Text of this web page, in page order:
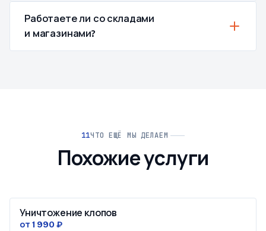
Работаете ли со складами
и магазинами?
ЧТО ЕЩЁ МЫ ДЕЛАЕМ
Похожие услуги
Уничтожение клопов
от 1 990 ₽